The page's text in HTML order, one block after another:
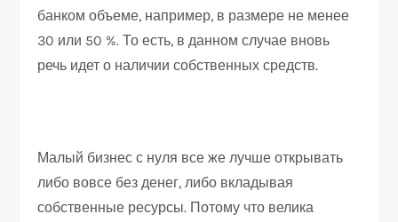
банком объеме, например, в размере не менее
30 или 50 %. То есть, в данном случае вновь
речь идет о наличии собственных средств.
Малый бизнес с нуля все же лучше открывать
либо вовсе без денег, либо вкладывая
собственные ресурсы. Потому что велика